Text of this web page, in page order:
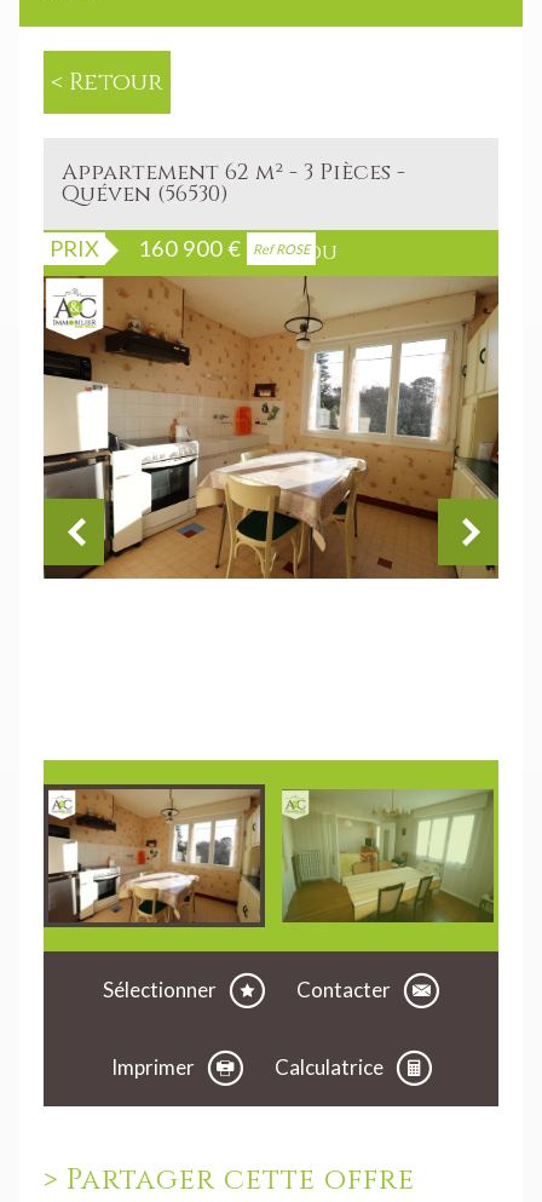
< Retour
Appartement 62 m² - 3 Pièces -
Quéven (56530)
PRIX 160 900€ Ref ROSE
Bien vendu
Sélectionner Contacter
Imprimer Calculatrice
> Partager cette offre